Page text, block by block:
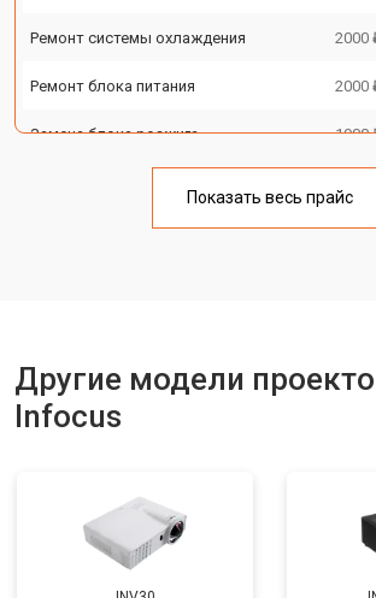
Ремонт системы охлаждения 2000
Ремонт блока питания 2000
Замена блока розжига 1900
Показать весь прайс
Другие модели
Infocus